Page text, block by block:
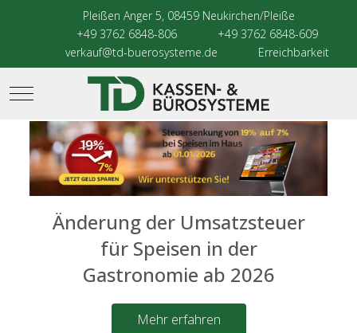
Pleißen Anger 5, 08459 Neukirchen/Pleiße
+49 3762 6848-806
+49 3762 6848-609
verkauf@td-buerosysteme.de
Erreichbarkeit
Mobile Menu Toggle
Änderung der Umsatzsteuer
für Speisen in der
Gastronomie ab 2026
Mehr erfahren